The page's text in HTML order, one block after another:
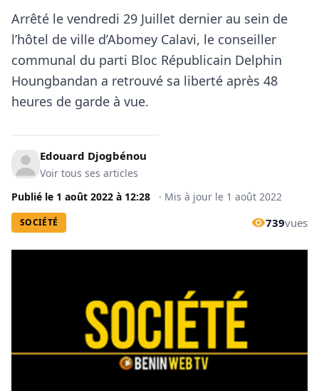
Arrêté le vendredi 29 Juillet dernier au sein de
l’hôtel de ville d’Abomey Calavi, le conseiller
communal du parti Bloc Républicain Delphin
Houngbandan a retrouvé sa liberté après 48
heures de garde à vue.
Edouard Djogbénou
Voir tous ses articles
Publié le 1 août 2022 à 12:28 · Mis à jour le 1 août 2022
SOCIÉTÉ 739vues